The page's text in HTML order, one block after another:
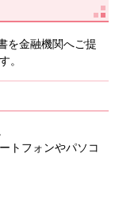
を金融機関へご提
。
トフォンやパソコ